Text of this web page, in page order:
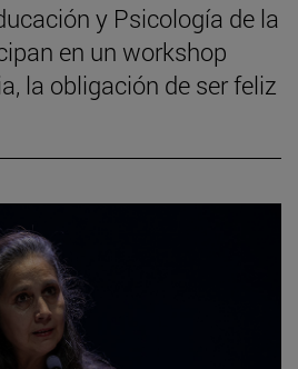
y Psicología de la
en un workshop
la obligación de ser feliz